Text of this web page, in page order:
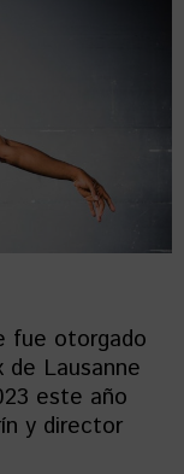
fue otorgado
Lausanne
este año
y director